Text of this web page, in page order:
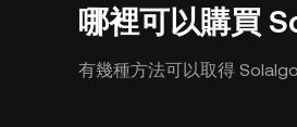
哪裡可以購買
有幾種方法可以取得